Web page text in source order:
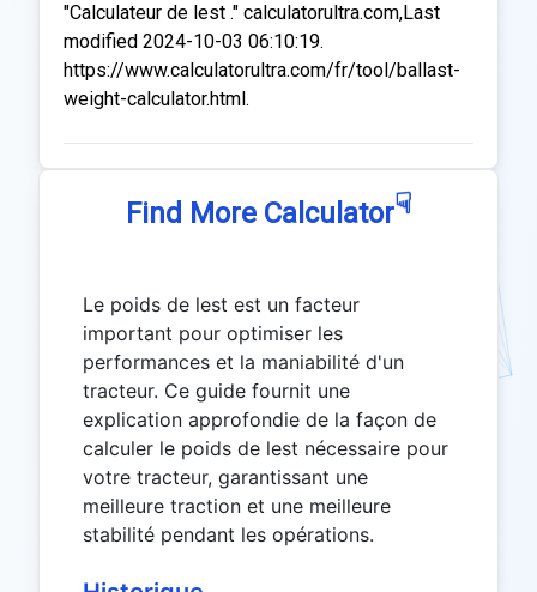
"Calculateur de lest ." calculatorultra.com,Last
modified 2024-10-03 06:10:19.
https://www.calculatorultra.com/fr/tool/ballast-
weight-calculator.html.
Find More Calculator☟
Le poids de lest est un facteur
important pour optimiser les
performances et la maniabilité d'un
tracteur. Ce guide fournit une
explication approfondie de la façon de
calculer le poids de lest nécessaire pour
votre tracteur, garantissant une
meilleure traction et une meilleure
stabilité pendant les opérations.